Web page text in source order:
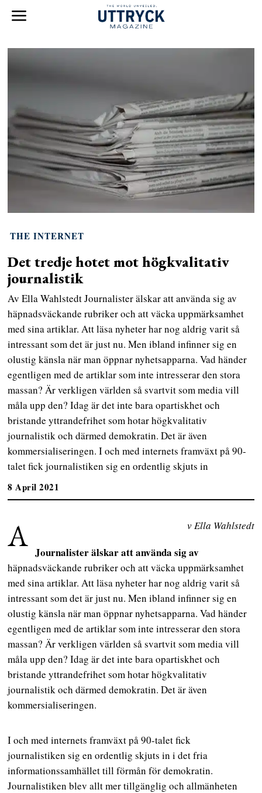
THE INTERNET
Det tredje hotet mot högkvalitativ
journalistik
Av Ella Wahlstedt Journalister älskar att använda sig av
häpnadsväckande rubriker och att väcka uppmärksamhet
med sina artiklar. Att läsa nyheter har nog aldrig varit så
intressant som det är just nu. Men ibland infinner sig en
olustig känsla när man öppnar nyhetsapparna. Vad händer
egentligen med de artiklar som inte intresserar den stora
massan? Är verkligen världen så svartvit som media vill
måla upp den? Idag är det inte bara opartiskhet och
bristande yttrandefrihet som hotar högkvalitativ
journalistik och därmed demokratin. Det är även
kommersialiseringen. I och med internets framväxt på 90-
talet fick journalistiken sig en ordentlig skjuts in
8 April 2021
A v Ella Wahlstedt
Journalister älskar att använda sig av
häpnadsväckande rubriker och att väcka uppmärksamhet
med sina artiklar. Att läsa nyheter har nog aldrig varit så
intressant som det är just nu. Men ibland infinner sig en
olustig känsla när man öppnar nyhetsapparna. Vad händer
egentligen med de artiklar som inte intresserar den stora
massan? Är verkligen världen så svartvit som media vill
måla upp den? Idag är det inte bara opartiskhet och
bristande yttrandefrihet som hotar högkvalitativ
journalistik och därmed demokratin. Det är även
kommersialiseringen.
I och med internets framväxt på 90-talet fick
journalistiken sig en ordentlig skjuts in i det fria
informationssamhället till förmån för demokratin.
Journalistiken blev allt mer tillgänglig och allmänheten